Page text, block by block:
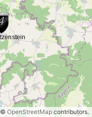
© OpenStreetMap contributors.